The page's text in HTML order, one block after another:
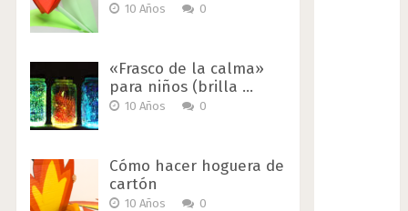
10 Años 0
«Frasco de la calma»
para niños (brilla …
10 Años 0
Cómo hacer hoguera de
cartón
10 Años 0